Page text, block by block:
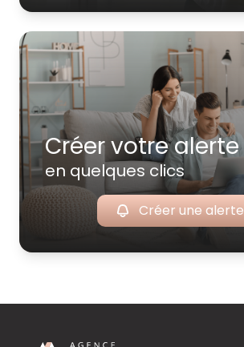
Créer votre alerte
en quelques clics
Créer une alerte